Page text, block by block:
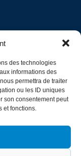
des technologies
informations des
permettra de traiter
ou les ID uniques
son consentement peut
et fonctions.